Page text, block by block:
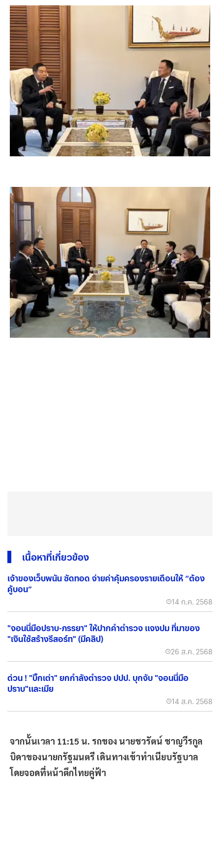
เนื้อหาที่เกี่ยวข้อง
เจ้าของเว็บพนัน ซัดทอด จ่ายค่าคุ้มครองรายเดือนให้ “ต้อง
คู้บอน”
14 ก.ค. 2568
"จอนนี่มือปราบ-ภรรยา" ให้ปากคำตำรวจ แจงปม ที่มาของ
"เงินใช้สร้างรีสอร์ท" (มีคลิป)
26 ส.ค. 2568
ด่วน ! "บิ๊กเต่า" ยกกำลังตำรวจ ปปป. บุกจับ "จอนนี่มือ
ปราบ"และเมีย
14 ส.ค. 2568
จากนั้นเวลา 11:15 น. รถของ นายชวรัตน์ ชาญวีรกูล
บิดาของนายกรัฐมนตรี เดินทางเข้าทำเนียบรัฐบาล
โดยจอดที่หน้าตึกไทยคู่ฟ้า